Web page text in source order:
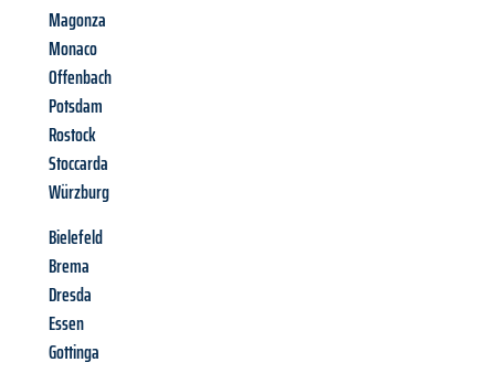
Magonza
Monaco
Offenbach
Potsdam
Rostock
Stoccarda
Würzburg
Bielefeld
Brema
Dresda
Essen
Gottinga